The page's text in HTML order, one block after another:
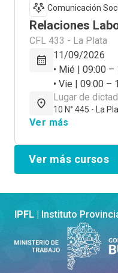
Comunicación
Relaciones
CFL 433 - La Plata
11/09/2026
• Mié | 09:00 –
• Vie | 09:00 –
Lugar de
10 N° 445 - La
Ver más
Ver más cursos
IPFL | Instituto